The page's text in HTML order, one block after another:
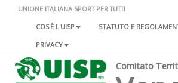
UNIONE ITALIANA SPORT PER TUTTI
COS'È L'UISP
STATUTO E
PRIVACY
Comitato